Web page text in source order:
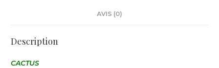
AVIS (0)
Description
CACTUS